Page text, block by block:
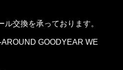
交換を承っております。
GOODYEAR WE